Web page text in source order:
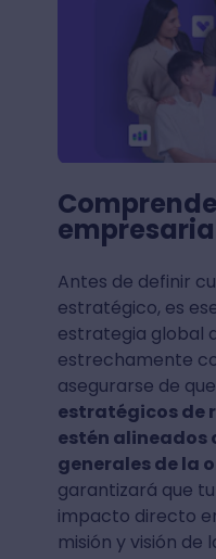
Antes de definir
estratégico, es
estrategia global
estrechamente
asegurarse de que
estratégicos de
estén alineados
generales de la
garantizará que
impacto directo
misión y visión de